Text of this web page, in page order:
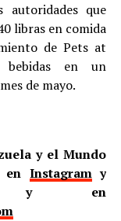
que
libras en comida
de Pets at
bebidas en un
de mayo.
y el Mundo
en Instagramy
en